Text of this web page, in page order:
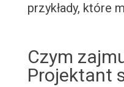
przykłady, które
Czym
Projektant